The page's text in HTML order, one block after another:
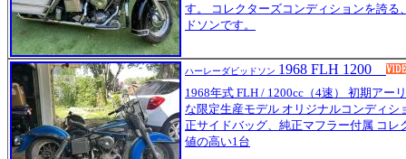
す。 コレクターズコンディションを誇る
ドソンです。
ハーレーダビッドソン 1968 FLH 1200
1968年式 FLH / 1200cc（4速） 初期アー
な限定生産モデル オリジナルコンディシ
正サイドバッグ、純正マフラー付属 コレ
値の高い1台